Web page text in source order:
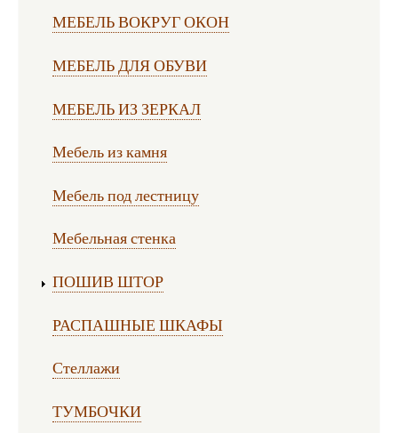
МЕБЕЛЬ ВОКРУГ ОКОН
МЕБЕЛЬ ДЛЯ ОБУВИ
МЕБЕЛЬ ИЗ ЗЕРКАЛ
Мебель из камня
Мебель под лестницу
Мебельная стенка
ПОШИВ ШТОР
РАСПАШНЫЕ ШКАФЫ
Стеллажи
ТУМБОЧКИ